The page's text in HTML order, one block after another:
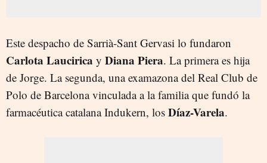
Este despacho de Sarrià-Sant Gervasi lo fundaron
Carlota Laucirica y Diana Piera. La primera es hija
de Jorge. La segunda, una examazona del Real Club de
Polo de Barcelona vinculada a la familia que fundó la
farmacéutica catalana Indukern, los Díaz-Varela.